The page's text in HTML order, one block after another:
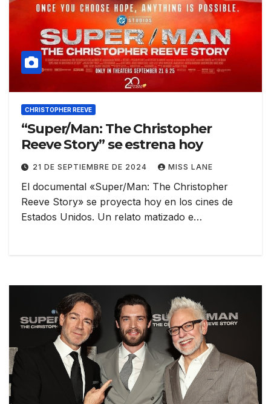
CHRISTOPHER REEVE
“Super/Man: The Christopher
Reeve Story” se estrena hoy
21 DE SEPTIEMBRE DE 2024 MISS LANE
El documental «Super/Man: The Christopher
Reeve Story» se proyecta hoy en los cines de
Estados Unidos. Un relato matizado e…